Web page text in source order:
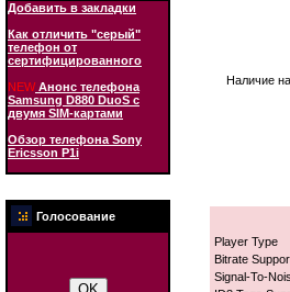
Добавить в закладки
Как отличить "серый"
телефон от
сертифицированного
NEWАнонс телефона
Samsung D880 DuoS с
двумя SIM-картами
Обзор телефона Sony
Ericsson P1i
Голосование
Наличие
Player Type
Bitrate
Signal-To-